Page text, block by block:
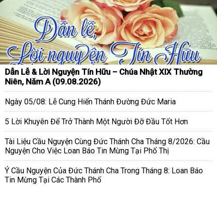
Dẫn Lễ & Lời Nguyện Tín Hữu – Chúa Nhật XIX Thường
Niên, Năm A (09.08.2026)
Ngày 05/08: Lễ Cung Hiến Thánh Đường Đức Maria
5 Lời Khuyên Để Trở Thành Một Người Đỡ Đầu Tốt Hơn
Tài Liệu Cầu Nguyện Cùng Đức Thánh Cha Tháng 8/2026: Cầu
Nguyện Cho Việc Loan Báo Tin Mừng Tại Phố Thị
Ý Cầu Nguyện Của Đức Thánh Cha Trong Tháng 8: Loan Báo
Tin Mừng Tại Các Thành Phố